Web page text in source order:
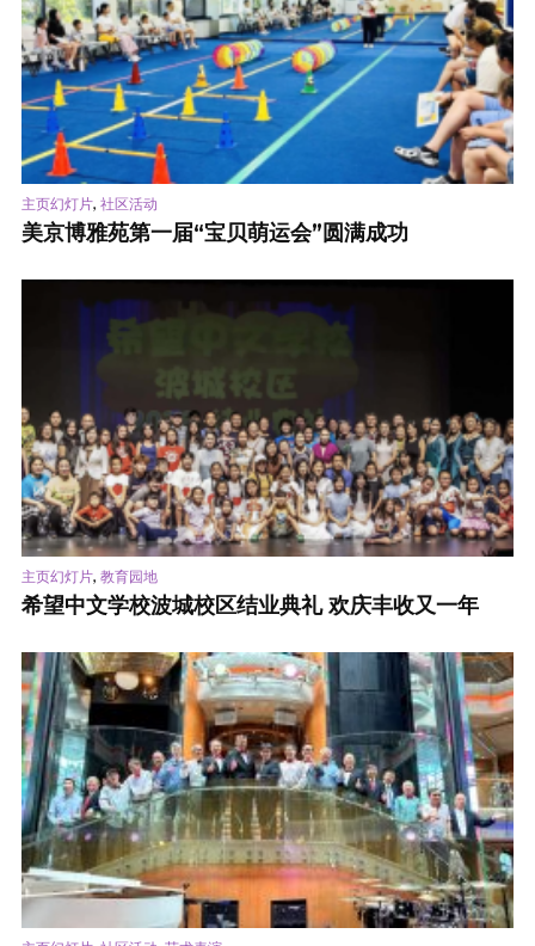
主页幻灯片, 社区活动
美京博雅苑第一届“宝贝萌运会”圆满成功
主页幻灯片, 教育园地
希望中文学校波城校区结业典礼 欢庆丰收又一年